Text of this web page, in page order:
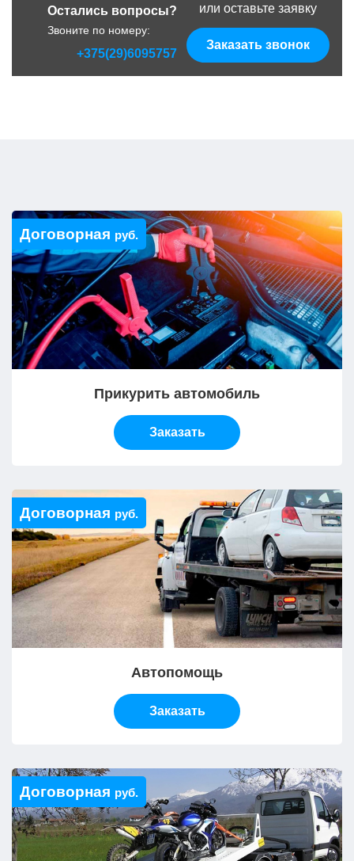
Остались вопросы?
Звоните по номеру:
+375(29)6095757
или оставьте заявку
Заказать звонок
Договорная руб.
Прикурить автомобиль
Заказать
Договорная руб.
Автопомощь
Заказать
Договорная руб.